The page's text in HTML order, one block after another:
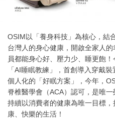
OSIM以「養身科技」為核心，結
台灣人的身心健康，開啟全家人
員都能身心好、壓力少、睡更飽
「AI睡眠教練」，首創導入穿戴
個人化的「好眠方案」，今年，
脊椎醫學會（ACA）認可，是唯
持續以消費者的健康為唯一目標
康、快樂的生活！